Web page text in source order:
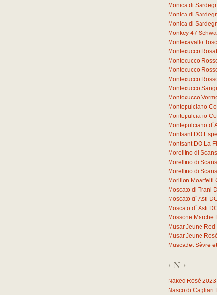
Monica di
Monica di
Monica di
Monkey 47
Montecavallo
Montecucco
Montecucco
Montecucco
Montecucco
Montecucco
Montecucco
Montepulciano
Montepulciano
Montepulciano
Montsant DO
Montsant DO La
Morellino di
Morellino di
Morellino di
Morillon Moarfeitl
Moscato di Trani
Moscato d` Asti
Moscato d` Asti
Mossone Marche
Musar Jeune Red
Musar Jeune
Muscadet Sèvre
* N *
Naked Rosé 2023
Nasco di Cagliari